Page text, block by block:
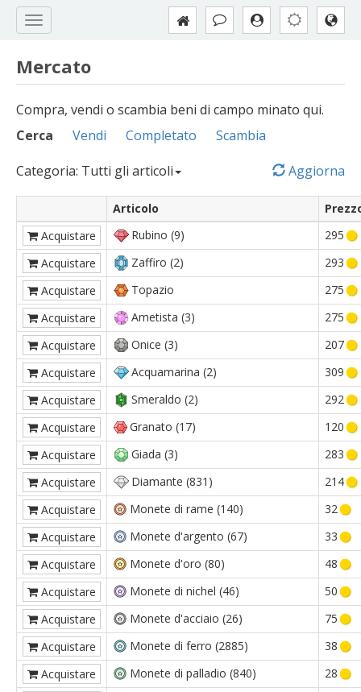
Mercato
Compra, vendi o scambia beni di campo minato qui.
Cerca
Vendi Completato
Scambia
Categoria: Tutti gli articoli
Aggiorna
Articolo
Acquistare
Rubino (9)
295
Acquistare
Zaffiro (2)
293
Acquistare
Topazio
275
Acquistare
Ametista (3)
275
Acquistare
Onice (3)
207
Acquistare
Acquamarina (2)
309
Acquistare
Smeraldo (2)
292
Acquistare
Granato (17)
120
Acquistare
Giada (3)
283
Acquistare
Diamante (831)
214
Acquistare
Monete di rame (140)
32
Acquistare
Monete d'argento (67)
33
Acquistare
Monete d'oro (80)
48
Acquistare
Monete di nichel (46)
50
Acquistare
Monete d'acciaio (26)
75
Acquistare
Monete di ferro (2885)
38
Acquistare
Monete di palladio (840)
28